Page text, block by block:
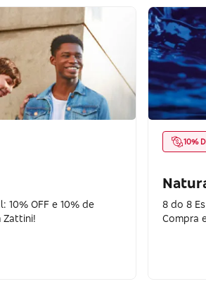
10% OFF e 10% de
Zattini!
10%
8 do 8
Compra